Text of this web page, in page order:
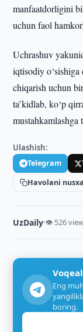
manfaatdorligini
uchun faol
Uchrashuv
iqtisodiy o‘sishiga
chiqarish uchun
ta’kidlab, ko‘p
Ulashish:
Telegram
Havolani
UzDaily·👁 526
Eng
boring.